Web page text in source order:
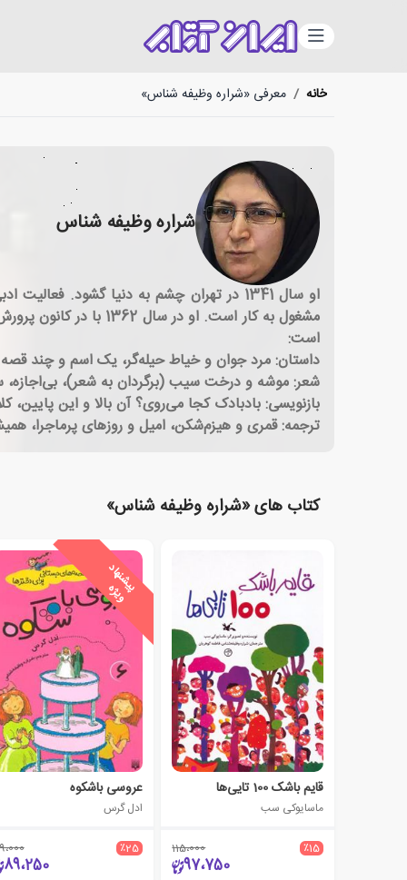
دسته‌بندی
خانه / معرفی «شراره وظیفه شناس»
شراره وظیفه شناس
مشغول به کار است.
است:
داستان: مرد جوان و خیاط حیله‌گر، یک اسم و چند قصه
شعر: موشه و درخت سیب (برگردان به شعر)،
بازنویسی: بادبادک کجا می‌روی؟ آن بالا و این پایین،
ترجمه: قمری و هیزم‌شکن، امیل و روزهای پرماجرا،
کتاب های «شراره وظیفه شناس»
قایم باشک 100 تایی‌ها
ماسایوکی سب
٪15 115،000
97،750
پ
ی
ش
ن
ه
ا
د
و
ی
ژ
ه
عروسی باشکوه
ادل گرس
٪25
89،250